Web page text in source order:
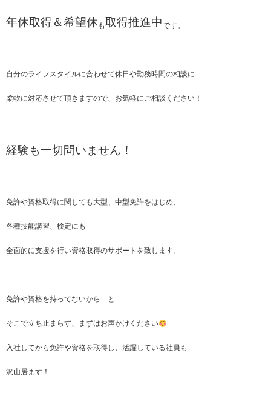
年休取得＆希望休 も取得推進中です。
自分のライフスタイルに合わせて休日や勤務時間の相談に
柔軟に対応させて頂きますので、お気軽にご相談ください！
経験も一切問いません！
免許や資格取得に関しても大型、中型免許をはじめ、
各種技能講習、検定にも
全面的に支援を行い資格取得のサポートを致します。
免許や資格を持ってないから…と
そこで立ち止まらず、まずはお声かけください
入社してから免許や資格を取得し、活躍している社員も
沢山居ます！